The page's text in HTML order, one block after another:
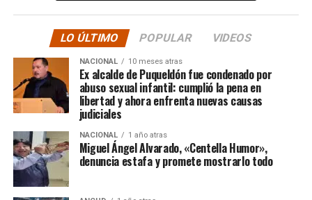
LO ÚLTIMO POPULAR VIDEOS
NACIONAL 10 meses atras
Ex alcalde de Puqueldón fue condenado por
abuso sexual infantil: cumplió la pena en
libertad y ahora enfrenta nuevas causas
judiciales
NACIONAL 1 año atras
Miguel Ángel Alvarado, «Centella Humor»,
denuncia estafa y promete mostrarlo todo